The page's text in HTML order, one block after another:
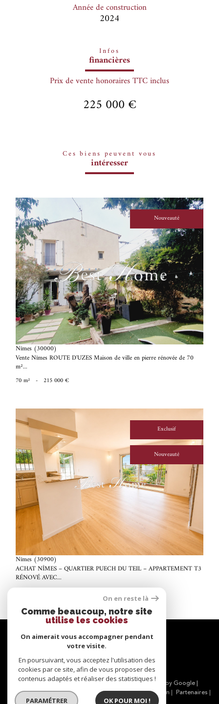
Année de construction
2024
Infos
financières
Prix de vente honoraires TTC inclus
225 000 €
Ces biens peuvent vous
intéresser
Nouveauté
voir le bien
Nîmes (30000)
Vente Nîmes ROUTE D'UZES Maison de ville en pierre rénovée de 70
m²...
70 m² - 215 000 €
Exclusif
Nouveauté
voir le bien
Nîmes (30900)
ACHAT NÎMES – QUARTIER PUECH DU TEIL – APPARTEMENT T3
RÉNOVÉ AVEC...
connecter
espace propriétaire
© 2026 | Tous droits réservés | Traduction powered by Google |
Nos honoraires
Plan du site Mentions légales Admin
Partenaires
Politique RGPD
Cookies
On en reste là
Comme beaucoup, notre site
utilise les cookies
On aimerait vous accompagner pendant
votre visite.
En poursuivant, vous acceptez l'utilisation des
cookies par ce site, afin de vous proposer des
contenus adaptés et réaliser des statistiques !
PARAMÉTRER OK POUR MOI !